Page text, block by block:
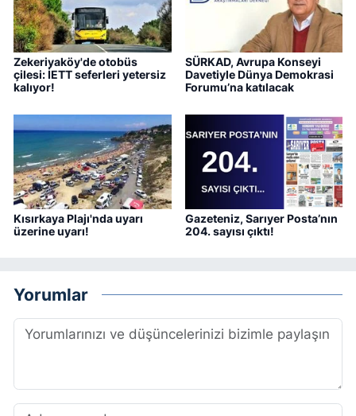
Zekeriyaköy'de otobüs
çilesi: İETT seferleri yetersiz
kalıyor!
SÜRKAD, Avrupa Konseyi
Davetiyle Dünya Demokrasi
Forumu’na katılacak
Kısırkaya Plajı'nda uyarı
üzerine uyarı!
Gazeteniz, Sarıyer Posta’nın
204. sayısı çıktı!
Yorumlar